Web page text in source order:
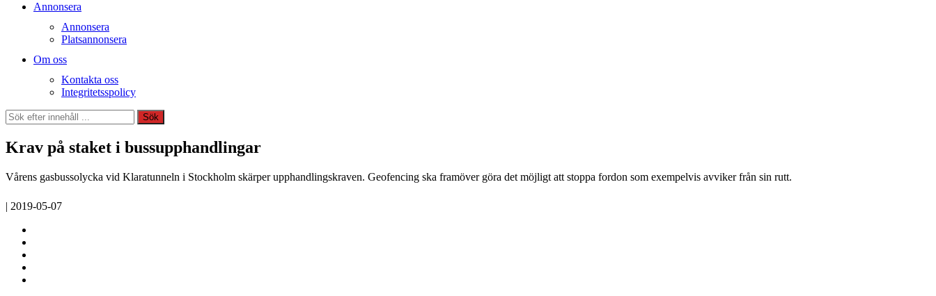
Annonsera
Annonsera
Platsannonsera
Om oss
Kontakta oss
Integritetsspolicy
Sök
Sök
Krav på staket i bussupphandlingar
Vårens gasbussolycka vid Klaratunneln i Stockholm skärper upphandlingskraven. Geofencing ska framöver göra det möjligt att stoppa fordon som exempelvis avviker från sin rutt.
| 2019-05-07